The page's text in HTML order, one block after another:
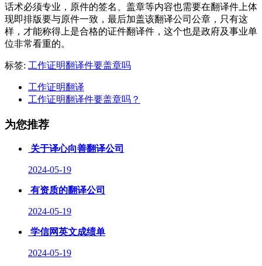
话术必须专业，原件的签名、盖章等内容也需要在翻译件上体
现即排版要与原件一致，最后加盖该翻译公司公章，只有这
样，才能称得上是合格的证件翻译件，这个也是政府及事业单
位非常看重的。
标签: 工作证明翻译件要盖章吗
工作证明翻译
工作证明翻译件要盖章吗？
为您推荐
关于译心向善翻译公司
2024-05-19
有资质的翻译公司
2024-05-19
学信网英文成绩单
2024-05-19